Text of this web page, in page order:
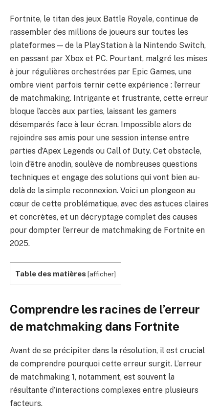
Fortnite, le titan des jeux Battle Royale, continue de
rassembler des millions de joueurs sur toutes les
plateformes — de la PlayStation à la Nintendo Switch,
en passant par Xbox et PC. Pourtant, malgré les mises
à jour régulières orchestrées par Epic Games, une
ombre vient parfois ternir cette expérience : l’erreur
de matchmaking. Intrigante et frustrante, cette erreur
bloque l’accès aux parties, laissant les gamers
désemparés face à leur écran. Impossible alors de
rejoindre ses amis pour une session intense entre
parties d’Apex Legends ou Call of Duty. Cet obstacle,
loin d’être anodin, soulève de nombreuses questions
techniques et engage des solutions qui vont bien au-
delà de la simple reconnexion. Voici un plongeon au
cœur de cette problématique, avec des astuces claires
et concrètes, et un décryptage complet des causes
pour dompter l’erreur de matchmaking de Fortnite en
2025.
Table des matières [afficher]
Comprendre les racines de l’erreur
de matchmaking dans Fortnite
Avant de se précipiter dans la résolution, il est crucial
de comprendre pourquoi cette erreur surgit. L’erreur
de matchmaking 1, notamment, est souvent la
résultante d’interactions complexes entre plusieurs
facteurs.